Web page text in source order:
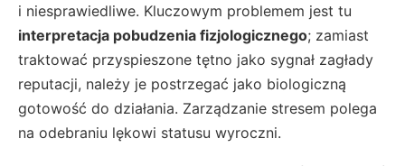
i niesprawiedliwe. Kluczowym problemem jest tu
interpretacja pobudzenia fizjologicznego; zamiast
traktować przyspieszone tętno jako sygnał zagłady
reputacji, należy je postrzegać jako biologiczną
gotowość do działania. Zarządzanie stresem polega
na odebraniu lękowi statusu wyroczni.